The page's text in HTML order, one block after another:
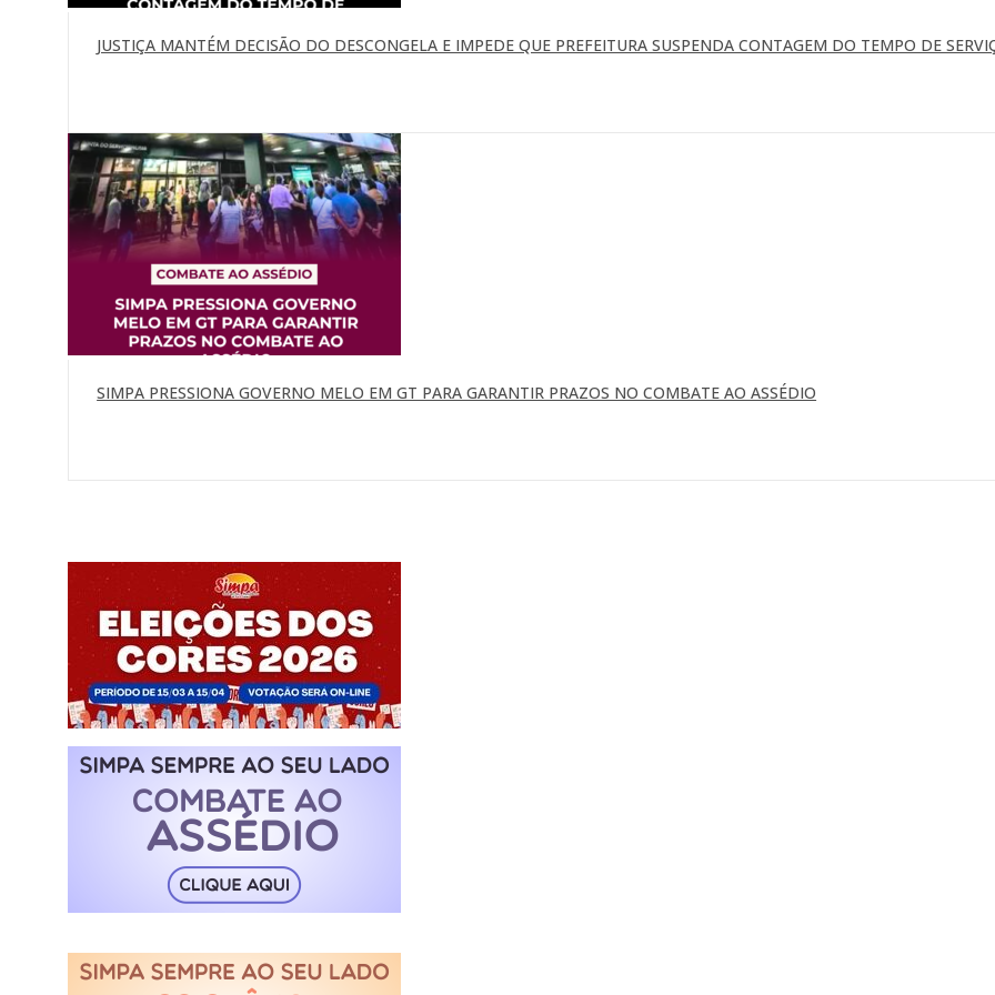
JUSTIÇA MANTÉM DECISÃO DO DESCONGELA E IMPEDE QUE PREFEITURA SUSPENDA CONTAGEM DO TEMPO DE
SIMPA PRESSIONA GOVERNO MELO EM GT PARA GARANTIR PRAZOS NO COMBATE AO ASSÉDIO